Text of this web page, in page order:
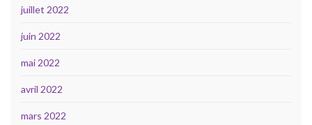
juillet 2022
juin 2022
mai 2022
avril 2022
mars 2022